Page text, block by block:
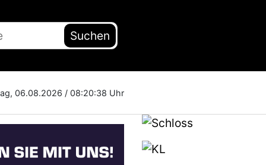
Suchen
06.08.2026 / 08:20:39 Uhr